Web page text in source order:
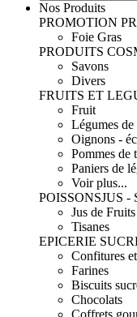
Nos Produits
PROMOTION
Foie Gras
PRODUITS
Savons
Divers
FRUITS ET
Fruit
Légumes de
Oignons -
Pommes de
Paniers de
Voir plus...
POISSONSJUS -
Jus de Fruits
Tisanes
EPICERIE
Confitures
Farines
Biscuits
Chocolats
Coffrets